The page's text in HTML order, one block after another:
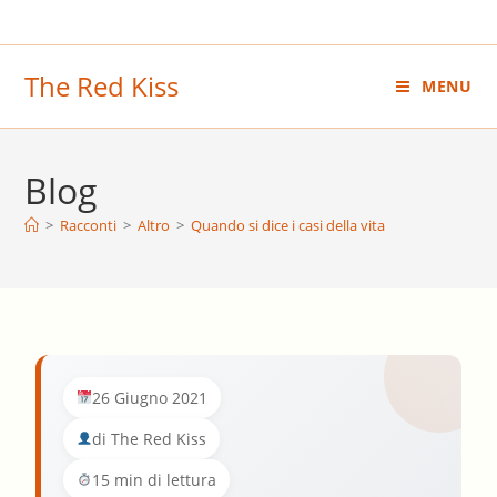
al
The Red Kiss MENU
Blog
> Racconti > Altro > Quando si dice i casi della vita
26 Giugno 2021
di The Red Kiss
15 min di lettura